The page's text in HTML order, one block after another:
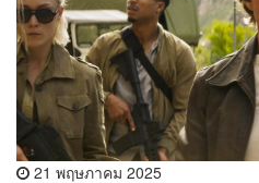
21 พฤษภาคม 2025